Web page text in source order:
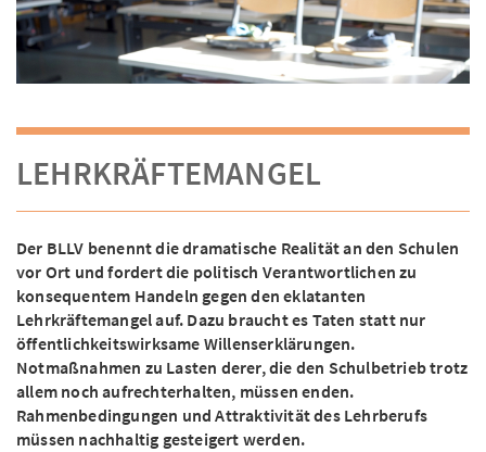
LEHRKRÄFTEMANGEL
Der BLLV benennt die dramatische Realität an den Schulen
vor Ort und fordert die politisch Verantwortlichen zu
konsequentem Handeln gegen den eklatanten
Lehrkräftemangel auf. Dazu braucht es Taten statt nur
öffentlichkeitswirksame Willenserklärungen.
Notmaßnahmen zu Lasten derer, die den Schulbetrieb trotz
allem noch aufrechterhalten, müssen enden.
Rahmenbedingungen und Attraktivität des Lehrberufs
müssen nachhaltig gesteigert werden.